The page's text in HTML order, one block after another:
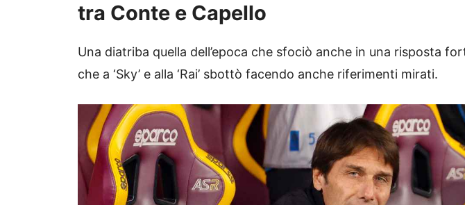
tra Conte e Capello
Una diatriba quella dell’epoca che sfociò anche in una risposta
che a ‘Sky’ e alla ‘Rai’ sbottò facendo anche riferimenti mirati.